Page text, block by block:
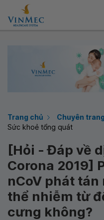
Trang chủ
Chuyên
Sức khoẻ tổng quát
[Hỏi - Đáp về
Corona 2019]
nCoV phát tán
thể nhiễm từ
cưng không?